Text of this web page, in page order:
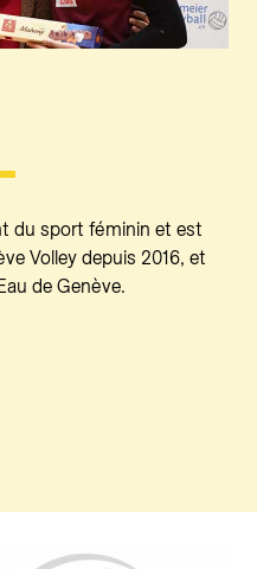
du sport féminin et est
Volley depuis 2016, et
de Genève.